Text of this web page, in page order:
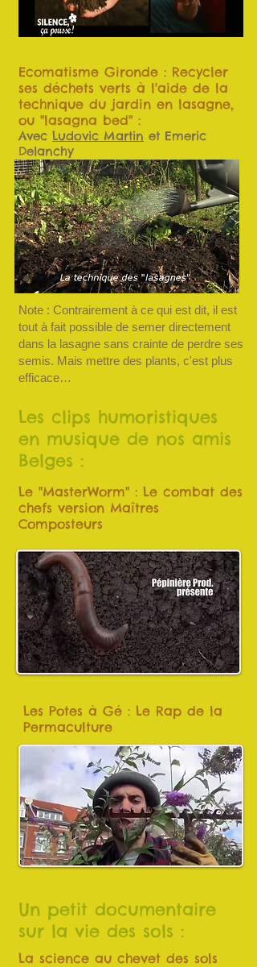
Ecomatisme Gironde : Recycler
ses déchets verts à l'aide de la
technique du jardin en lasagne,
ou "lasagna bed" :
Avec Ludovic Martin et Emeric
Delanchy
Note : Contrairement à ce qui est dit, il est
tout à fait possible de semer directement
dans la lasagne sans crainte de perdre ses
semis. Mais mettre des plants, c'est plus
efficace…
Les clips humoristiques
en musique de nos amis
Belges :
Le "MasterWorm" : Le combat des
chefs version Maîtres
Composteurs
Les Potes à Gé : Le Rap de la
Permaculture
Un petit documentaire
sur la vie des sols :
La science au chevet des sols